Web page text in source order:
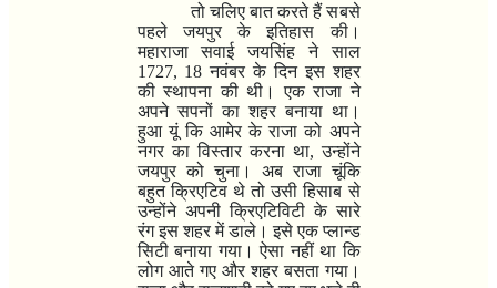
तो चलिए बात करते हैं सबसे
पहले जयपुर के इतिहास की।
महाराजा सवाई जयसिंह ने साल
1727, 18नवंबर के दिन इस शहर
की स्थापना की थी। एक राजा ने
अपने सपनों का शहर बनाया था।
हुआ यूं कि आमेर के राजा को अपने
नगर का विस्तार करना था,उन्होंने
जयपुर को चुना। अब राजा चूंकि
बहुत क्रिएटिव थे तो उसी हिसाब से
उन्होंने अपनी क्रिएटिविटी के सारे
रंग इस शहर में डाले। इसे एक प्लान्ड
सिटी बनाया गया। ऐसा नहीं था कि
लोग आते गए और शहर बसता गया।